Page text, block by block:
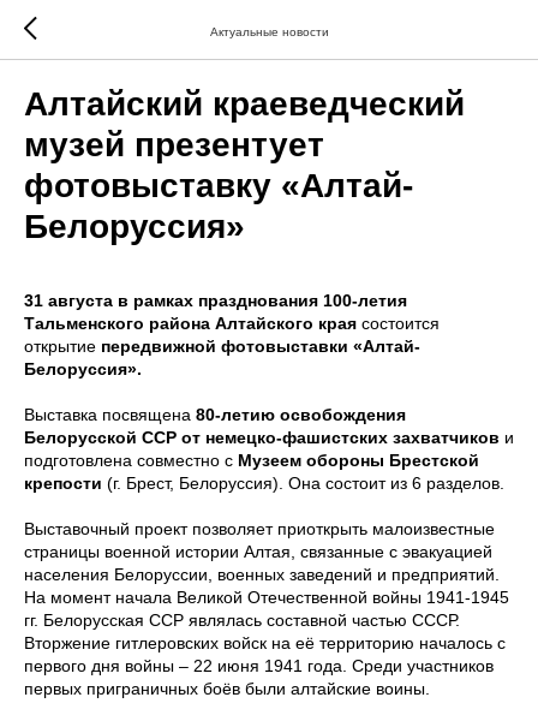
Актуальные новости
Алтайский краеведческий
музей презентует
фотовыставку «Алтай-
Белоруссия»
31 августа в рамках празднования 100-летия
Тальменского района Алтайского края состоится
открытие передвижной фотовыставки «Алтай-
Белоруссия».
Выставка посвящена 80-летию освобождения
Белорусской ССР от немецко-фашистских захватчиков и
подготовлена совместно с Музеем обороны Брестской
крепости (г. Брест, Белоруссия). Она состоит из 6 разделов.
Выставочный проект позволяет приоткрыть малоизвестные
страницы военной истории Алтая, связанные с эвакуацией
населения Белоруссии, военных заведений и предприятий.
На момент начала Великой Отечественной войны 1941-1945
гг. Белорусская ССР являлась составной частью СССР.
Вторжение гитлеровских войск на её территорию началось с
первого дня войны – 22 июня 1941 года. Среди участников
первых приграничных боёв были алтайские воины.